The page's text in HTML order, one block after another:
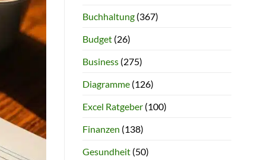
Buchhaltung(367)
Budget(26)
Business(275)
Diagramme(126)
Excel Ratgeber(100)
Finanzen (138)
Gesundheit(50)